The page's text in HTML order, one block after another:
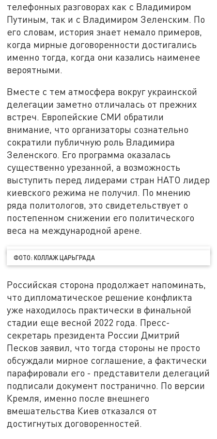
телефонных разговорах как с Владимиром
Путиным, так и с Владимиром Зеленским. По
его словам, история знает немало примеров,
когда мирные договоренности достигались
именно тогда, когда они казались наименее
вероятными.
Вместе с тем атмосфера вокруг украинской
делегации заметно отличалась от прежних
встреч. Европейские СМИ обратили
внимание, что организаторы сознательно
сократили публичную роль Владимира
Зеленского. Его программа оказалась
существенно урезанной, а возможность
выступить перед лидерами стран НАТО лидер
киевского режима не получил. По мнению
ряда политологов, это свидетельствует о
постепенном снижении его политического
веса на международной арене.
ФОТО: КОЛЛАЖ ЦАРЬГРАДА
Российская сторона продолжает напоминать,
что дипломатическое решение конфликта
уже находилось практически в финальной
стадии еще весной 2022 года. Пресс-
секретарь президента России Дмитрий
Песков заявил, что тогда стороны не просто
обсуждали мирное соглашение, а фактически
парафировали его - представители делегаций
подписали документ постранично. По версии
Кремля, именно после внешнего
вмешательства Киев отказался от
достигнутых договоренностей.